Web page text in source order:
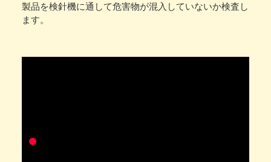
製品を検針機に通して危害物が混入していないか検査し
ます。